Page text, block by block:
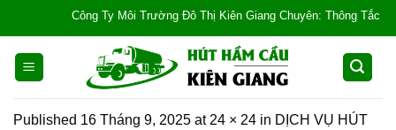
content
Công Ty Môi Trường Đô Thị Kiên Giang Chuyên: Thông Tắc
Published 16 Tháng 9, 2025 at 24 × 24 in DỊCH VỤ HÚT